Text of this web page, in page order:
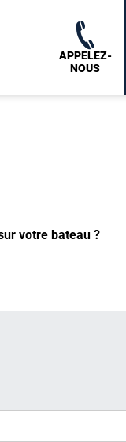
APPELEZ-
NOUS
votre bateau ?